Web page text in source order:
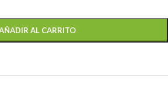
AL CARRITO